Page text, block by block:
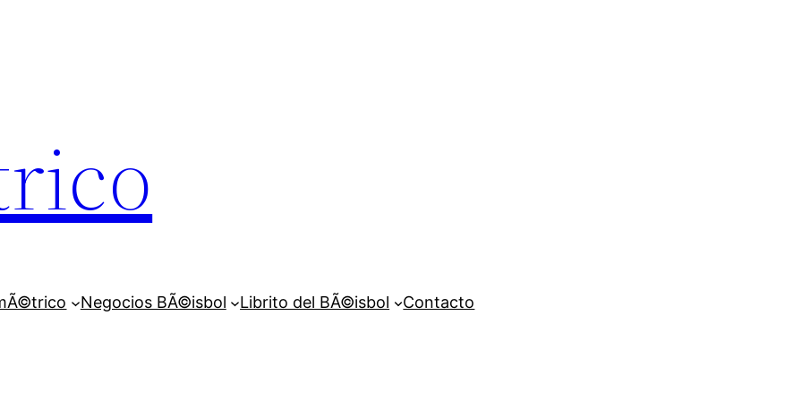
Negocios BÃ©isbol Librito del BÃ©isbol Contacto